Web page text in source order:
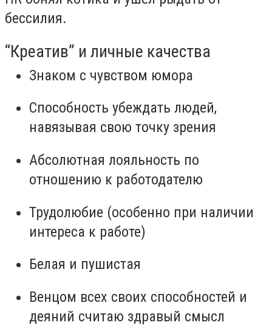
бессилия.
“Креатив” и личные качества
Знаком с чувством юмора
Способность убеждать людей,
навязывая свою точку зрения
Абсолютная лояльность по
отношению к работодателю
Трудолюбие (особенно при наличии
интереса к работе)
Белая и пушистая
Венцом всех своих способностей и
деяний считаю здравый смысл